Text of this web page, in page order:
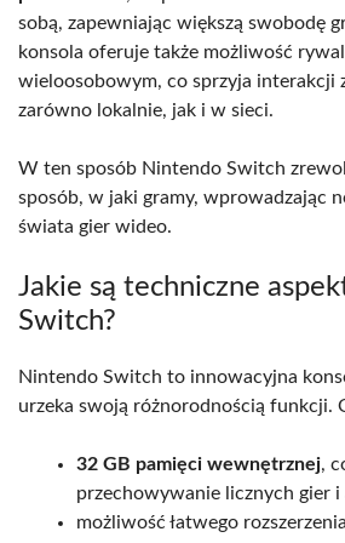
sobą, zapewniając większą swobodę
konsola oferuje także możliwość
wieloosobowym, co sprzyja interakcji
zarówno lokalnie, jak i w sieci.
W ten sposób Nintendo Switch
sposób, w jaki gramy, wprowadzając
świata gier wideo.
Jakie są techniczne
Switch?
Nintendo Switch to innowacyjna
urzeka swoją różnorodnością funkcji.
32 GB pamięci wewnętrznej,
przechowywanie licznych gier i
możliwość łatwego